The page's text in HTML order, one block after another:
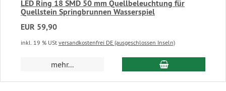
LED Ring 18 SMD 50 mm Quellbeleuchtung für
Quellstein Springbrunnen Wasserspiel
EUR 59,90
inkl. 19 % USt versandkostenfrei DE (ausgeschlossen Inseln)
mehr... In den